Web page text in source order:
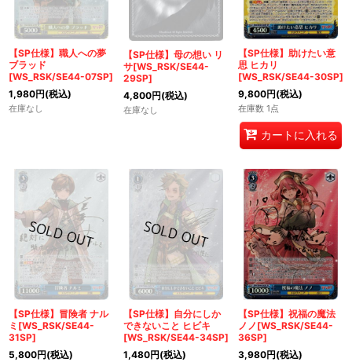
【SP仕様】職人への夢
ブラッド
[WS_RSK/SE44-07SP]
1,980円(税込)
在庫なし
【SP仕様】母の想い リ
サ[WS_RSK/SE44-
29SP]
4,800円(税込)
在庫なし
【SP仕様】助けたい意
思 ヒカリ
[WS_RSK/SE44-30SP]
9,800円(税込)
在庫数 1点
カートに入れる
【SP仕様】冒険者 ナル
ミ[WS_RSK/SE44-
31SP]
5,800円(税込)
【SP仕様】自分にしか
できないこと ヒビキ
[WS_RSK/SE44-34SP]
1,480円(税込)
【SP仕様】祝福の魔法
ノノ[WS_RSK/SE44-
36SP]
3,980円(税込)